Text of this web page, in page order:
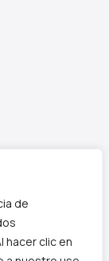
de
hacer clic en